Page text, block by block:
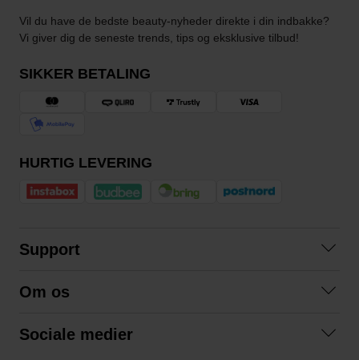
Vil du have de bedste beauty-nyheder direkte i din indbakke?
Vi giver dig de seneste trends, tips og eksklusive tilbud!
SIKKER BETALING
HURTIG LEVERING
Support
Betingelser
Om os
Sociale medier